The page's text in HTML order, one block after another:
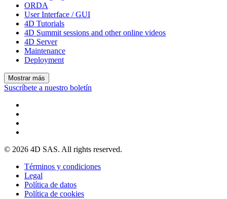
ORDA
User Interface / GUI
4D Tutorials
4D Summit sessions and other online videos
4D Server
Maintenance
Deployment
Mostrar más
Suscríbete a nuestro boletín
© 2026 4D SAS. All rights reserved.
Términos y condiciones
Legal
Política de datos
Política de cookies